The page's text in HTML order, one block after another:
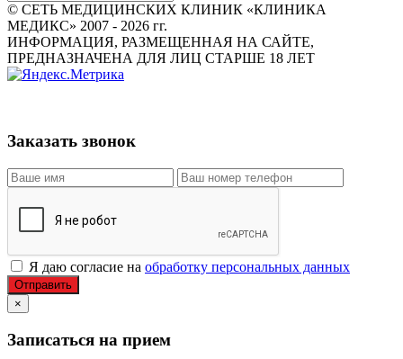
© СЕТЬ МЕДИЦИНСКИХ КЛИНИК «КЛИНИКА
МЕДИКС» 2007 - 2026 гг.
ИНФОРМАЦИЯ, РАЗМЕЩЕННАЯ НА САЙТЕ,
ПРЕДНАЗНАЧЕНА ДЛЯ ЛИЦ СТАРШЕ 18 ЛЕТ
Заказать звонок
Я даю согласие на обработку персональных данных
Отправить
×
Записаться на прием